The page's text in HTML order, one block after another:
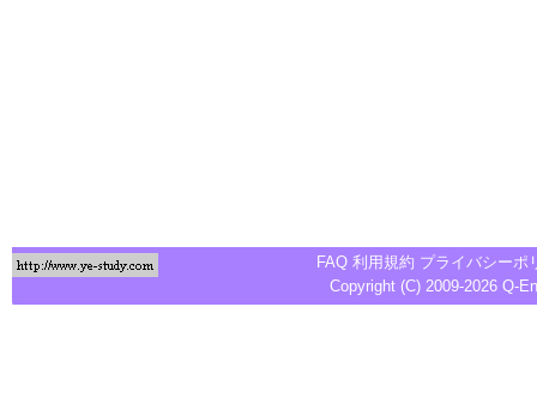
FAQ 利用規約 プライバシーポ
Copyright (C) 2009-2026 Q-